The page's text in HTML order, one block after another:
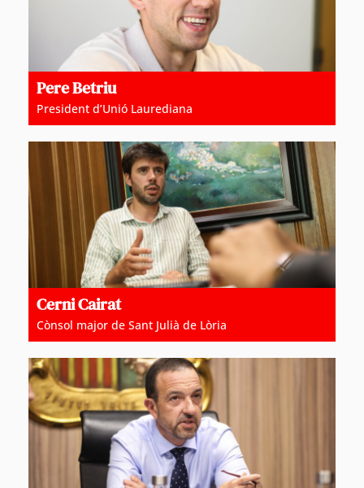
Pere Betriu
President d’Unió Laurediana
Cerni Cairat
Cònsol major de Sant Julià de Lòria